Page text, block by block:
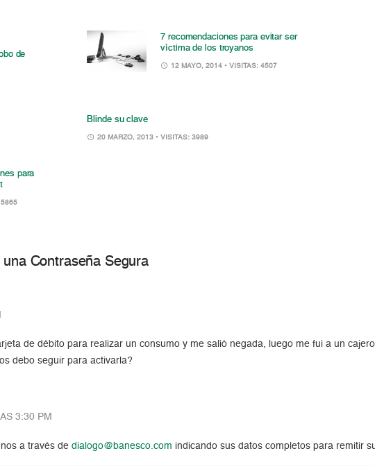
de
7 recomendaciones para evitar ser
víctima de los troyanos
12 MAYO, 2014 • VISITAS: 4507
Blinde su clave
20 MARZO, 2013 • VISITAS: 3989
para
5865
Contraseña Segura
de débito para realizar un consumo y me salió negada, luego me fui a un
debo seguir para activarla?
3:30 PM
a través dedialogo@banesco.com indicando sus datos completos para remitir